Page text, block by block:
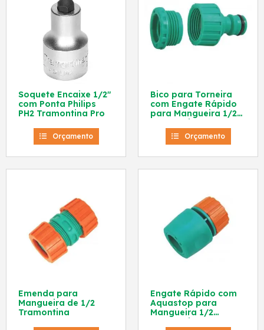
Soquete Encaixe 1/2″
com Ponta Philips
PH2 Tramontina Pro
Orçamento
Bico para Torneira
com Engate Rápido
para Mangueira 1/2
Tramontina
Orçamento
Emenda para
Mangueira de 1/2
Tramontina
Engate Rápido com
Aquastop para
Mangueira 1/2
Tramontina